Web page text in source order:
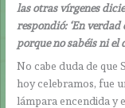
las otras vírgenes
respondió: ‘En verdad
porque no sabéis ni el
No cabe duda de que
hoy celebramos, fue
lámpara encendida y